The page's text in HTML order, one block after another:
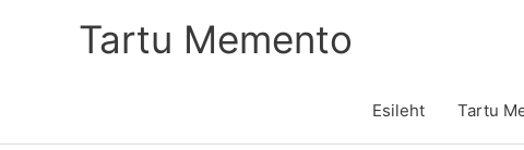
Tartu Memento
Esileht Tartu